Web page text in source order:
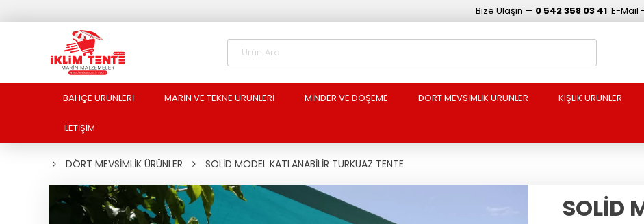
Bize Ulaşın — 0 542 358 03 41 E-Mail
BAHÇE ÜRÜNLERİ MARİN VE TEKNE ÜRÜNLERİ MİNDER VE DÖŞEME DÖRT MEVSİMLİK ÜRÜNLER KIŞLIK ÜRÜNLER
İLETİŞİM
DÖRT MEVSİMLİK ÜRÜNLER SOLİD MODEL KATLANABİLİR TURKUAZ TENTE
SOLİD